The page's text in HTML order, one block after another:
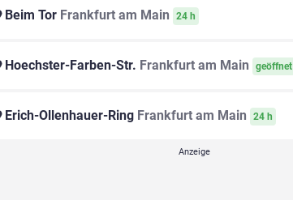
Beim Tor Frankfurt am Main 24 h
Hoechster-Farben-Str. Frankfurt am Main geöffnet
Erich-Ollenhauer-Ring Frankfurt am Main 24 h